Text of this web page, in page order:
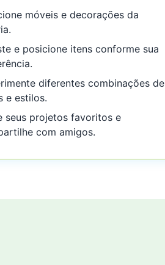
móveis e decorações da
e posicione itens conforme sua
diferentes combinações de
e estilos.
seus projetos favoritos e
com amigos.